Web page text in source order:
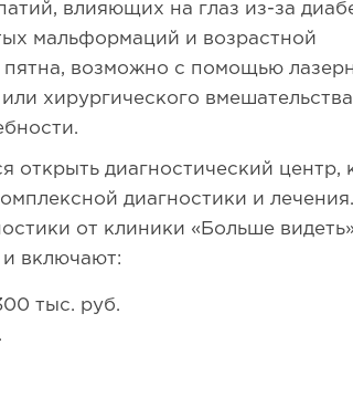
влияющих на глаз из-за
мальформаций и возрастной
пятна, возможно с помощью
хирургического
открыть диагностический центр,
диагностики и лечения.
от клиники «Больше
и включают:
тыс. руб.